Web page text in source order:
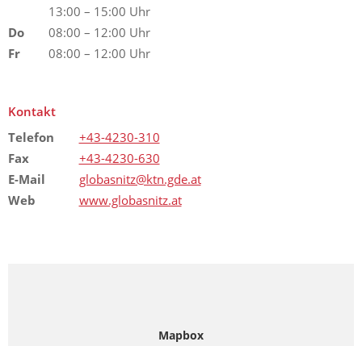
13:00 – 15:00 Uhr
Do
08:00 – 12:00 Uhr
Fr
08:00 – 12:00 Uhr
Kontakt
Telefon
+43-4230-310
Fax
+43-4230-630
E-Mail
globasnitz@ktn.gde.at
Web
www.globasnitz.at
Mapbox